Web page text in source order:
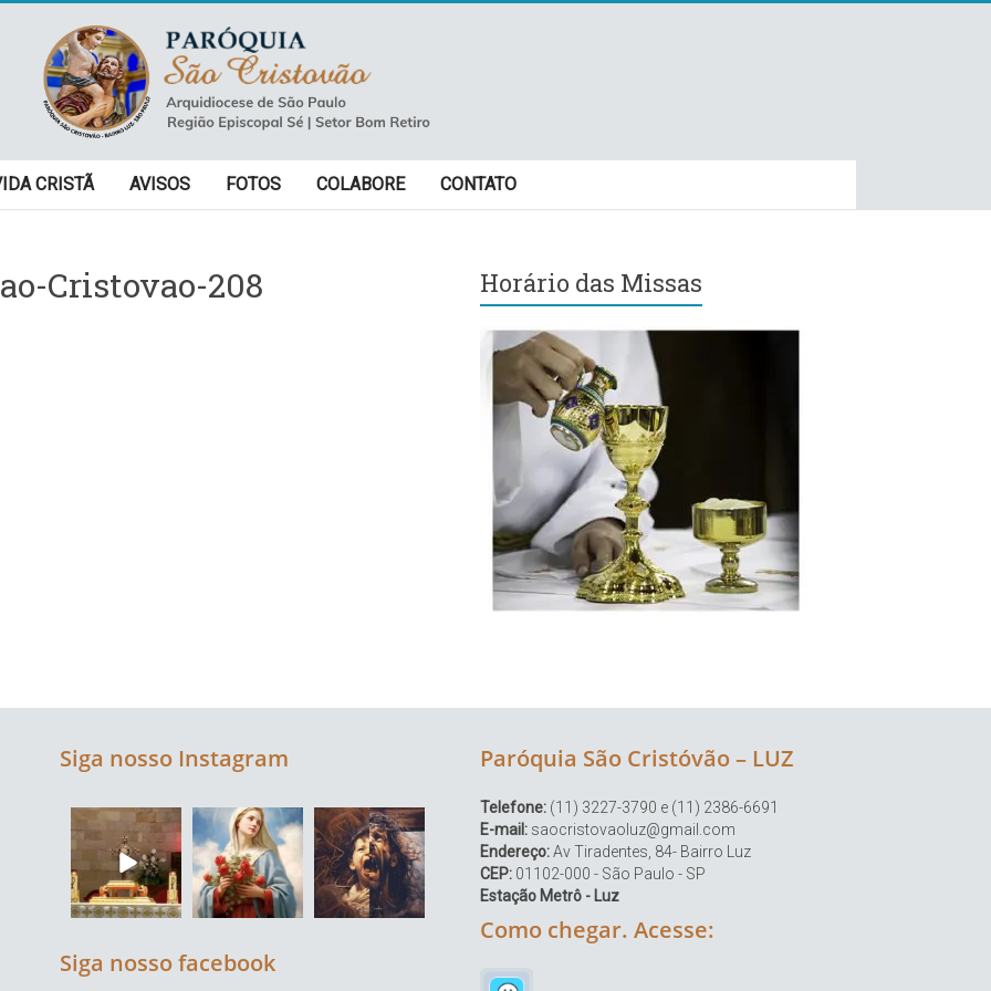
CRISTÃ AVISOS FOTOS COLABORE CONTATO
Cristovao-208 Horário das Missas
Siga nosso Instagram
Siga nosso facebook
Paróquia São Cristóvão – LUZ
Telefone: (11) 3227-3790 e (11) 2386-6691
E-mail: saocristovaoluz@gmail.com
Endereço:Av Tiradentes, 84- Bairro Luz
CEP: 01102-000 - São Paulo - SP
Estação Metrô - Luz
Como chegar. Acesse: